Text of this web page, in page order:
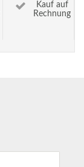
Kauf auf
Rechnung